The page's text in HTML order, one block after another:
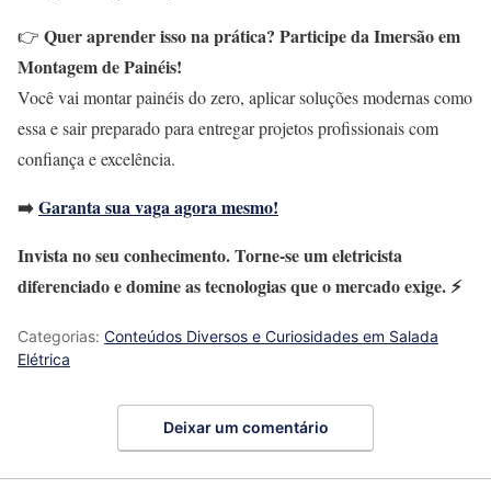
👉 Quer aprender isso na prática? Participe da Imersão em
Montagem de Painéis!
Você vai montar painéis do zero, aplicar soluções modernas como
essa e sair preparado para entregar projetos profissionais com
confiança e excelência.
➡️Garanta sua vaga agora mesmo!
Invista no seu conhecimento. Torne-se um eletricista
diferenciado e domine as tecnologias que o mercado exige. ⚡
Categorias: Conteúdos Diversos e Curiosidades em Salada
Elétrica
Deixar um comentário